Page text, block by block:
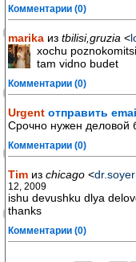
Комментарии (0)
marika из tbilisi,gruzia <
xochu
tam vidno budet
Комментарии (0)
Urgent отправить
Срочно нужен деловой
Комментарии (0)
Tim из chicago <
12, 2009
ishu devushku dlya
thanks
Комментарии (0)